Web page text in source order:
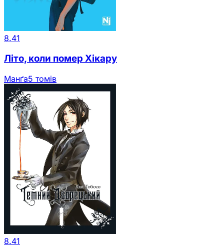
8.41
Літо, коли помер Хікару
Манґа5 томів
8.41